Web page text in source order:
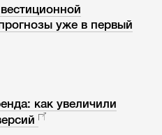
уже в первый
как увеличили